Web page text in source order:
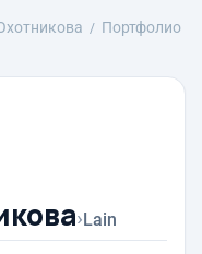
Портфолио
›Lain